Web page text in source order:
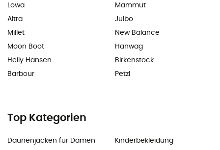
Lowa
Altra
Millet
Moon Boot
Helly Hansen
Barbour
Mammut
Julbo
New Balance
Hanwag
Birkenstock
Petzl
Top Kategorien
Daunenjacken für Damen
Kinderbekleidung